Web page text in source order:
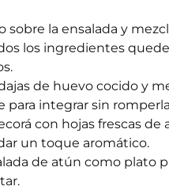
sobre la ensalada y
los ingredientes
de huevo cocido y
para integrar sin
con hojas frescas de
un toque aromático.
de atún como plato